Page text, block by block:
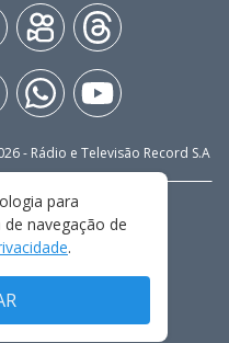
- Rádio e Televisão Record S.A
PRIVACIDADE
DE USO
para
navegação de
.